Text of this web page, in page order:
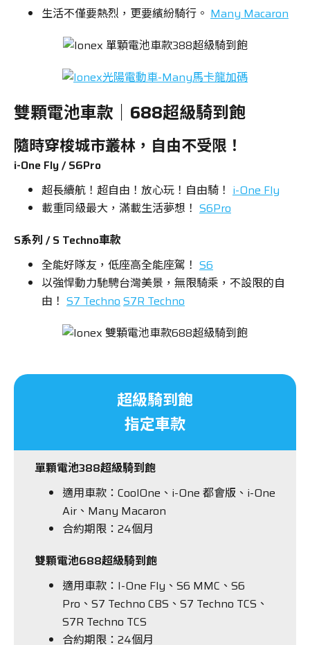
生活不僅要熱烈，更要繽紛騎行。 Many Macaron
雙顆電池車款｜688超級騎到飽
隨時穿梭城市叢林，自由不受限！
i-One Fly / S6Pro
超長續航！超自由！放心玩！自由騎！ i-One Fly
載重同級最大，滿載生活夢想！ S6Pro
S系列 / S Techno車款
全能好隊友，低座高全能座駕！ S6
以強悍動力馳騁台灣美景，無限騎乘，不設限的自
由！ S7 TechnoS7R Techno
超級騎到飽
指定車款
單顆電池388超級騎到飽
適用車款：CoolOne、i-One 都會版、i-One
Air、Many Macaron
合約期限：24個月
雙顆電池688超級騎到飽
適用車款：I-One Fly、S6 MMC、S6
Pro、S7 Techno CBS、S7 Techno TCS、
S7R Techno TCS
合約期限：24個月